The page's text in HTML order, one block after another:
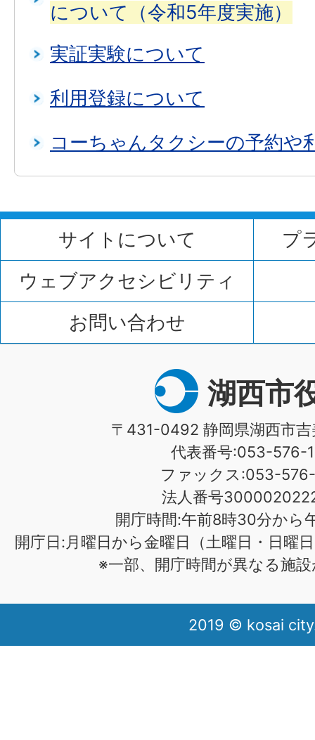
について（令和5年度実施）
実証実験について
利用登録について
コーちゃんタクシーの予約や
サイトについて
プ
ウェブアクセシビリティ
お問い合わせ
湖西市
〒431-0492 静岡県湖西市
代表番号:053-576-
ファックス:053-576-
法人番号
開庁時間:午前8時30分から
開庁日:月曜日から金曜日（土曜日・日曜
※一部、開庁時間が異なる施
2019 © kosai